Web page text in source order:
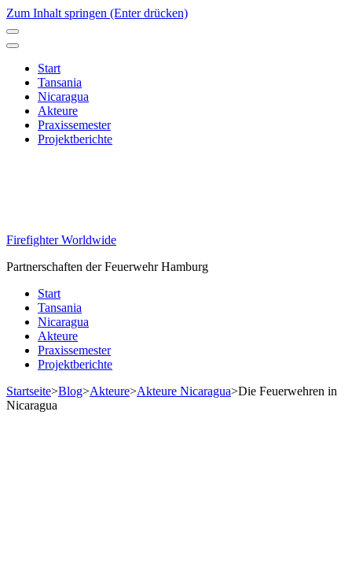
Zum Inhalt springen (Enter drücken)
Start
Tansania
Nicaragua
Akteure
Praxissemester
Projektberichte
Firefighter Worldwide
Partnerschaften der Feuerwehr Hamburg
Start
Tansania
Nicaragua
Akteure
Praxissemester
Projektberichte
Startseite>Blog>Akteure>Akteure Nicaragua>Die Feuerwehren in
Nicaragua